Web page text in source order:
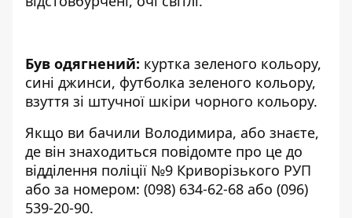
Був одягнений: куртка зеленого кольору,
сині джинси, футболка зеленого кольору,
взуття зі штучної шкіри чорного кольору.
Якщо ви бачили Володимира, або знаєте,
де він знаходиться повідомте про це до
відділення поліції №9 Криворізького РУП
або за номером: (098) 634-62-68 або (096)
539-20-90.